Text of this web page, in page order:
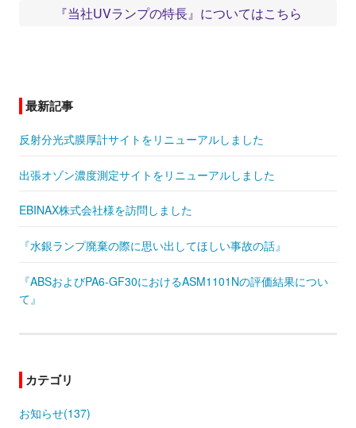
『当社UVランプの特長』についてはこちら
最新記事
反射分光式膜厚計サイトをリニューアルしました
出張オゾン濃度測定サイトをリニューアルしました
EBINAX株式会社様を訪問しました
『水銀ランプ廃棄の際に思い出してほしい事故の話』
『ABSおよびPA6-GF30におけるASM1101Nの評価結果につい
て』
カテゴリ
お知らせ(137)